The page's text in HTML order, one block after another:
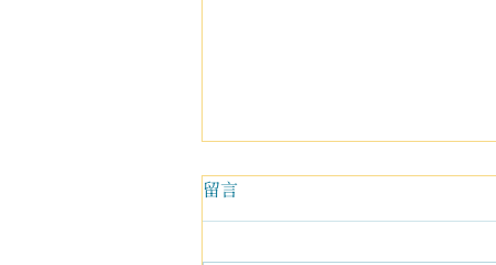
留言